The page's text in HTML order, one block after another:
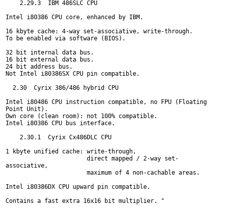
    2.29.3  IBM 486SLC CPU
Intel i80386 CPU core, enhanced by IBM.
16 kbyte cache: 4-way set-associative, write-through.
To be enabled via software (BIOS).
32 bit internal data bus.
16 bit external data bus.
24 bit address bus.
Not Intel i80386SX CPU pin compatible.
  2.30  Cyrix 386/486 hybrid CPU
Intel i80486 CPU instruction compatible, no FPU (Floating
Point Unit).
Own core (clean room): not 100% compatible.
Intel i80386 CPU bus interface.
    2.30.1  Cyrix Cx486DLC CPU
1 kbyte unified cache: write-through,
                       direct mapped / 2-way set-
associative,
                       maximum of 4 non-cachable areas.
Intel i80386DX CPU upward pin compatible.
Contains a fast extra 16x16 bit multiplier. "